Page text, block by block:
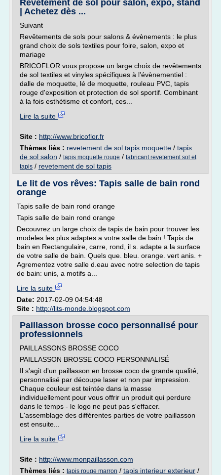
Revêtement de sol pour salon, expo, stand
| Achetez dès ...
Suivant
Revêtements de sols pour salons & évènements : le plus
grand choix de sols textiles pour foire, salon, expo et
mariage
BRICOFLOR vous propose un large choix de revêtements
de sol textiles et vinyles spécifiques à l'évènementiel :
dalle de moquette, lé de moquette, rouleau PVC, tapis
rouge d'exposition et protection de sol sportif. Combinant
à la fois esthétisme et confort, ces...
Lire la suite
Site : http://www.bricoflor.fr
Thèmes liés : revetement de sol tapis moquette / tapis
de sol salon / tapis moquette rouge / fabricant revetement sol et
tapis / revetement de sol tapis
Le lit de vos rêves: Tapis salle de bain rond
orange
Tapis salle de bain rond orange
Tapis salle de bain rond orange
Decouvrez un large choix de tapis de bain pour trouver les
modeles les plus adaptes a votre salle de bain ! Tapis de
bain en Rectangulaire, carre, rond, il s. adapte a la surface
de votre salle de bain. Quels que. bleu. orange. vert anis. +
Agrementez votre salle d.eau avec notre selection de tapis
de bain: unis, a motifs a...
Lire la suite
Date: 2017-02-09 04:54:48
Site : http://lits-monde.blogspot.com
Paillasson brosse coco personnalisé pour
professionnels
PAILLASSONS BROSSE COCO
PAILLASSON BROSSE COCO PERSONNALISÉ
Il s'agit d'un paillasson en brosse coco de grande qualité,
personnalisé par découpe laser et non par impression.
Chaque couleur est teintée dans la masse
individuellement pour vous offrir un produit qui perdure
dans le temps - le logo ne peut pas s'effacer.
L'assemblage des différentes parties de votre paillasson
est ensuite...
Lire la suite
Site : http://www.monpaillasson.com
Thèmes liés : tapis rouge marron / tapis interieur exterieur /